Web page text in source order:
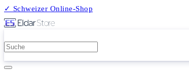
✓ Schweizer Online-Shop